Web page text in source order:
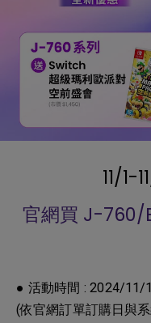
11/1-
官網買 J-760/
● 活動時間 : 2024/11/
(依官網訂單訂購日與